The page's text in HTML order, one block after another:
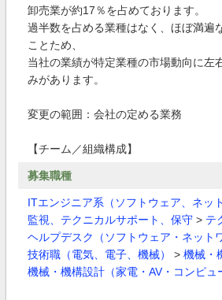
卸売業が約17％を占めております。
過半数を占める業種はなく、ほぼ満遍
ことため、
当社の業績が特定業種の市場動向に左
みがあります。
変更の範囲：会社の定める業務
【チーム／組織構成】
募集職種
ITエンジニア系（ソフトウェア、ネッ
監視、テクニカルサポート、保守 > テ
ヘルプデスク（ソフトウェア・ネット
技術職（電気、電子、機械）
> 機械・
機械・機構設計（家電・AV・コンピュ